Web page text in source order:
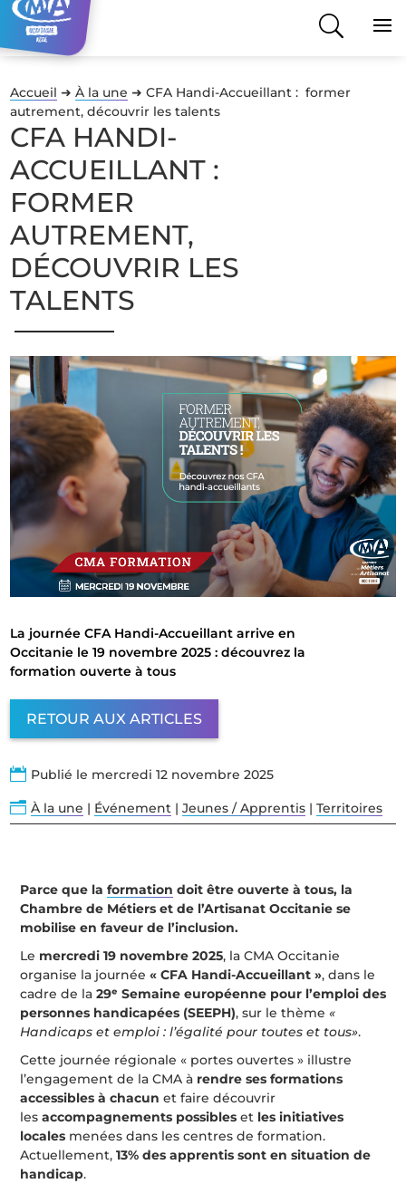
Accueil ➜À la une ➜CFA Handi-Accueillant : former
autrement, découvrir les talents
CFA HANDI-
ACCUEILLANT :
FORMER
AUTREMENT,
DÉCOUVRIR LES
TALENTS
La journée CFA Handi-Accueillant arrive en
Occitanie le 19 novembre 2025 : découvrez la
formation ouverte à tous
RETOUR AUX ARTICLES
 Publié le mercredi 12 novembre 2025
n À la une | Événement |Jeunes / Apprentis |Territoires
Parce que la formation doit être ouverte à tous, la
Chambre de Métiers et de l’Artisanat Occitanie se
mobilise en faveur de l’inclusion.
Le mercredi 19 novembre 2025, la CMA Occitanie
organise la journée « CFA Handi-Accueillant », dans le
cadre de la 29ᵉ Semaine européenne pour l’emploi des
personnes handicapées (SEEPH), sur le thème «
Handicaps et emploi : l’égalité pour toutes et tous».
Cette journée régionale « portes ouvertes » illustre
l’engagement de la CMA à rendre ses formations
accessibles à chacun et faire découvrir
les accompagnements possibles et les initiatives
locales menées dans les centres de formation.
Actuellement, 13% des apprentis sont en situation de
handicap.